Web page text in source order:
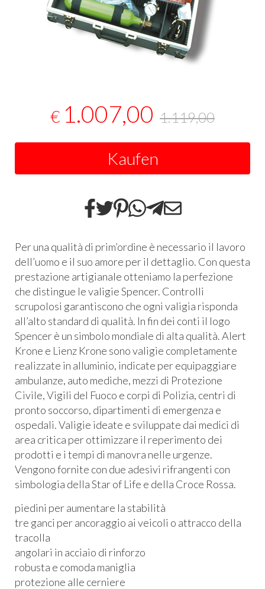
€ 1.007,00 1.119,00
Kaufen
Per una qualità di prim’ordine è necessario il lavoro
dell’uomo e il suo amore per il dettaglio. Con questa
prestazione artigianale otteniamo la perfezione
che distingue le valigie Spencer. Controlli
scrupolosi garantiscono che ogni valigia risponda
all’alto standard di qualità. In fin dei conti il logo
Spencer è un simbolo mondiale di alta qualità. Alert
Krone e Lienz Krone sono valigie completamente
realizzate in alluminio, indicate per equipaggiare
ambulanze, auto mediche, mezzi di Protezione
Civile, Vigili del Fuoco e corpi di Polizia, centri di
pronto soccorso, dipartimenti di emergenza e
ospedali. Valigie ideate e sviluppate dai medici di
area critica per ottimizzare il reperimento dei
prodotti e i tempi di manovra nelle urgenze.
Vengono fornite con due adesivi rifrangenti con
simbologia della Star of Life e della Croce Rossa.
piedini per aumentare la stabilità
tre ganci per ancoraggio ai veicoli o attracco della
tracolla
angolari in acciaio di rinforzo
robusta e comoda maniglia
protezione alle cerniere